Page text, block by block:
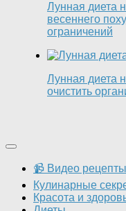
Лунная диета
весеннего
ограничений
Лунная диета
очистить
📹 Видео рецепты
Кулинарные
Красота и